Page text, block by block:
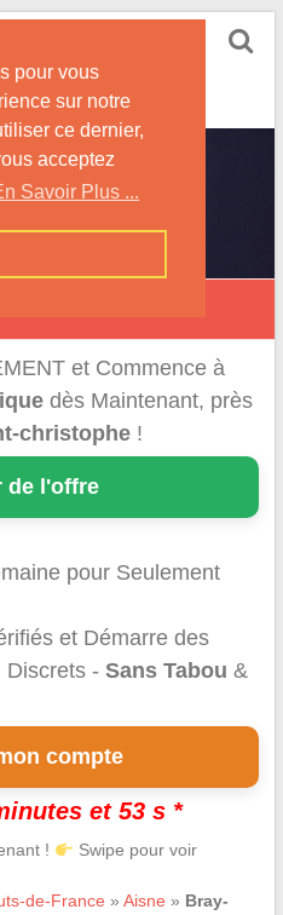
pour vous
sur notre
ce dernier,
acceptez
Savoir Plus ...
Femme
et Commence à
dès Maintenant, près
christophe!
de l'offre
pour Seulement
et Démarre des
Discrets - Sans Tabou &
compte
et 53 s *
! Swipe pour voir
de-France » Aisne » Bray-